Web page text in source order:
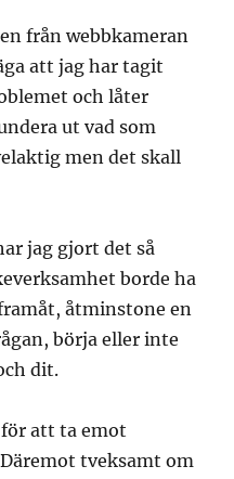
från webbkameran
att jag har tagit
och låter
ut vad som
men det skall
jag gjort det så
borde ha
åtminstone en
börja eller inte
dit.
att ta emot
tveksamt om